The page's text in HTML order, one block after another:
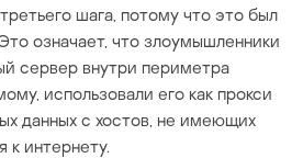
шага, потому что это был
означает, что злоумышленники
сервер внутри периметра
использовали его как прокси
данных с хостов, не имеющих
к интернету.